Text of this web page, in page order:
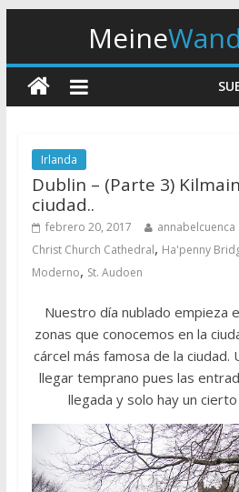
Meine
Irlanda
Dublin – (Parte 3)
ciudad..
febrero 20, 2017 annabelcuenca
Christ Church Cathedral, Ha'penny
Moderno, St. Audoen
Nuestro día nublado empieza
zonas que conocemos en la
cárcel más famosa de la ciudad.
llegar temprano pues las
llegada y solo hay un